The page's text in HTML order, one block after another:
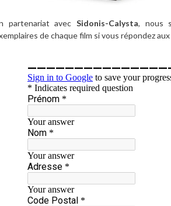
partenariat avecSidonis-Calysta, nous
de chaque film si vous répondez